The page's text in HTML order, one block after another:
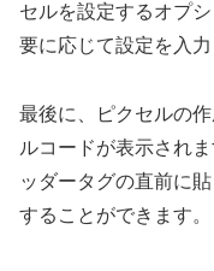
セルを設定するオプ
要に応じて設定を入力
最後に、ピクセルの
ルコードが表示され
ッダータグの直前に
することができます。